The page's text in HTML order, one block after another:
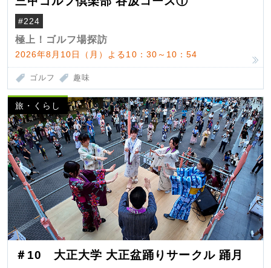
#224
極上！ゴルフ場探訪
2026年8月10日（月）よる10：30～10：54
ゴルフ 趣味
旅・くらし
＃10 大正大学 大正盆踊りサークル 踊月